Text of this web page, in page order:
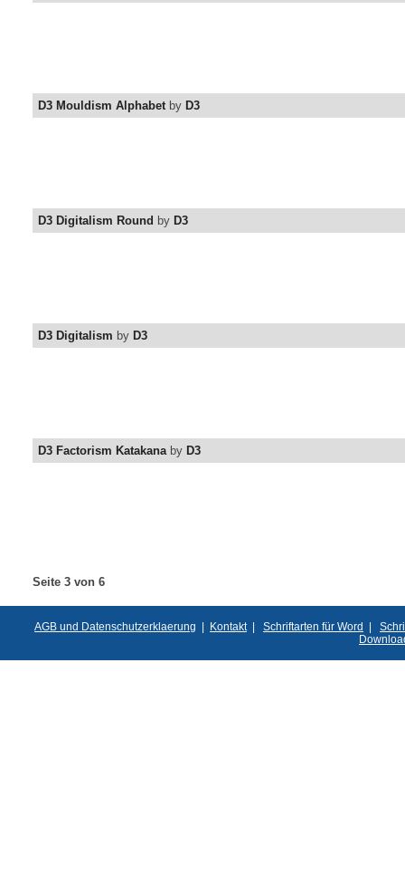
D3 Mouldism Alphabetby D3
D3 Digitalism Round by D3
D3 Digitalism by D3
D3 Factorism Katakanaby D3
Seite 3 von 6
AGB und Datenschutzerklaerung | Kontakt| Schriftarten für Word |